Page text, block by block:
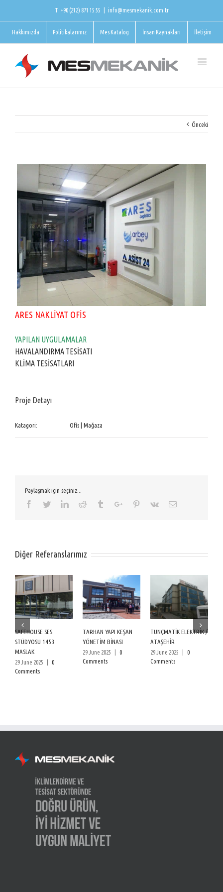
T: +90 (212) 871 15 55 info@mesmekanik.com.tr
Hakkımızda Politikalarımız Mes Katalog İnsan Kaynakları İletişim
Önceki
ARES NAKLİYAT OFİS
YAPILAN UYGULAMALAR
HAVALANDIRMA TESİSATI
KLİMA TESİSATLARI
Proje Detayı
Katagori: Ofis | Mağaza
Paylaşmak için seçiniz...
Facebook
TwitterLinkedinReddit TumblrGoogle+Pinterest
Vk Email
Diğer Referanslarımız
SAFEHOUSE SES
STÜDYOSU 1453
MASLAK
29 June 2025
0
Comments
TARHAN YAPI KEŞAN
YÖNETİM BİNASI
29 June 2025
0
Comments
TUNÇMATİK ELEKTRİK /
ATAŞEHİR
29 June 2025
0
Comments